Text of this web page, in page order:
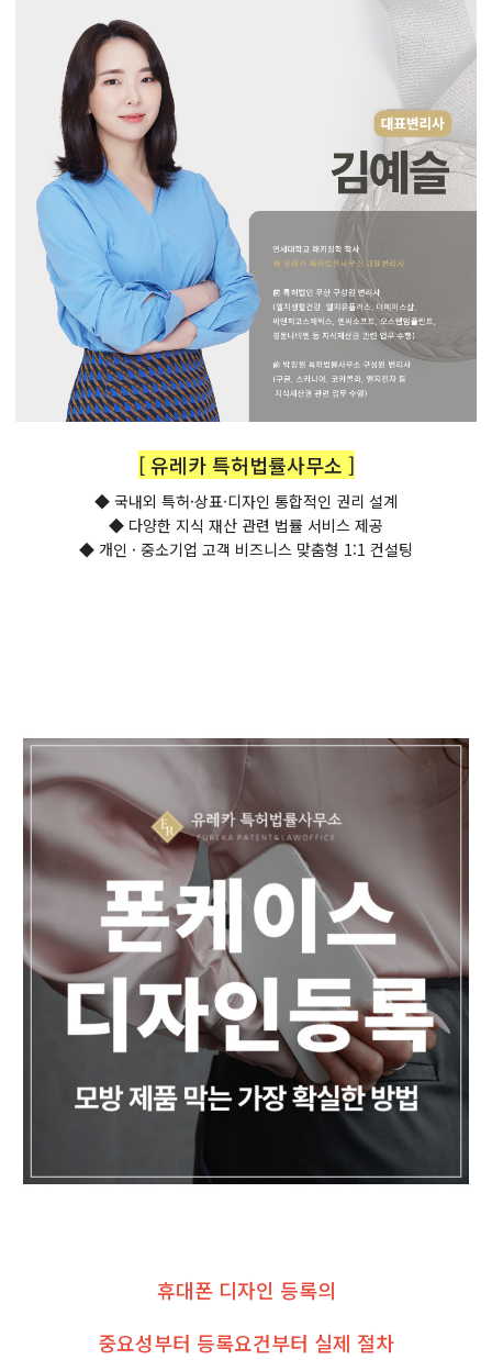
[ 유레카 특허법률사무소 ]
◆ 국내외 특허·상표·디자인 통합적인 권리 설계
◆ 다양한 지식 재산 관련 법률 서비스 제공
◆ 개인 · 중소기업 고객 비즈니스 맞춤형 1:1 컨설팅
휴대폰 디자인 등록의
중요성부터 등록요건부터 실제 절차